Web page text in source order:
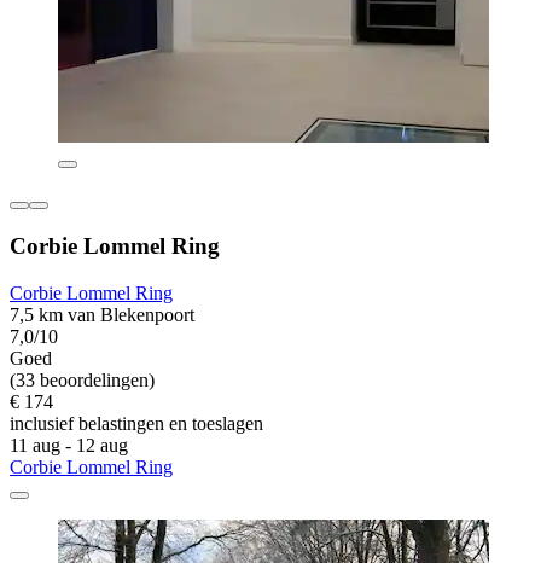
Corbie Lommel Ring
Corbie Lommel Ring
7,5 km van Blekenpoort
7,0/10
Goed
(33 beoordelingen)
€ 174
inclusief belastingen en toeslagen
11 aug - 12 aug
Corbie Lommel Ring